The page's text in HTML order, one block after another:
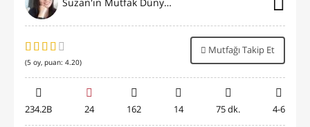
Suzan'ın Mutfak Dünyası
(5 oy, puan: 4.20)
Mutfağı Takip Et
234.2B 24 162 14 75 dk. 4-6